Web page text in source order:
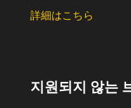
詳細はこちら
지원되지 않는